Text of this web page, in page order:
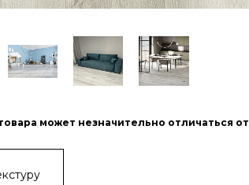
может незначительно отличаться от